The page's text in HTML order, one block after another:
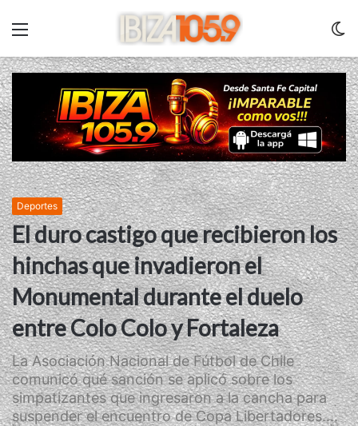
Deportes
El duro castigo que recibieron los
hinchas que invadieron el
Monumental durante el duelo
entre Colo Colo y Fortaleza
La Asociación Nacional de Fútbol de Chile
comunicó qué sanción se aplicó sobre los
simpatizantes que ingresaron a la cancha para
suspender el encuentro de Copa Libertadores....